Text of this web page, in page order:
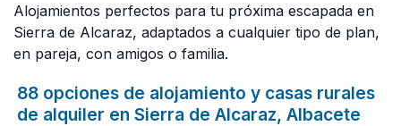
Alojamientos perfectos para tu próxima escapada en
Sierra de Alcaraz, adaptados a cualquier tipo de plan,
en pareja, con amigos o familia.
88 opciones de alojamiento y casas rurales
de alquiler en Sierra de Alcaraz, Albacete